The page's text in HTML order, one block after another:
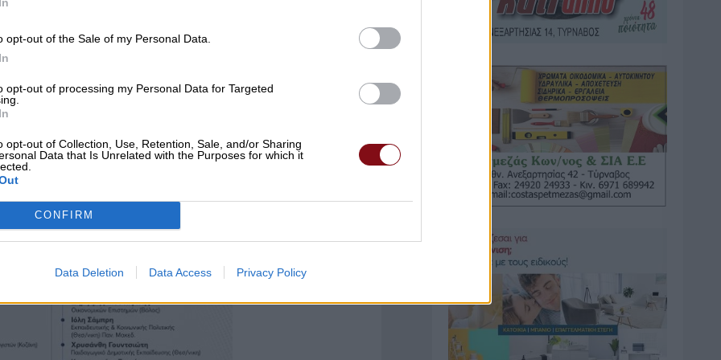
opt-out of the Sale of my Personal Data.
opt-out of processing my Personal Data for Targeted
opt-out of Collection, Use, Retention, Sale, and/or Sharing
Data that Is Unrelated with the Purposes for which it
CONFIRM
Data Deletion Data Access Privacy Policy
του συστήματος» προχώρησε σε διακοπή και
στάδιο υπογραφής της Σύμβασης, αφού η
Ανάδοχο.